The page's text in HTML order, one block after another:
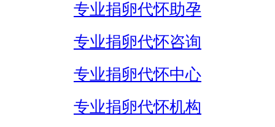
专业捐卵代怀助孕
专业捐卵代怀咨询
专业捐卵代怀中心
专业捐卵代怀机构